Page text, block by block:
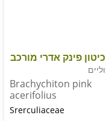
אדרי מורכב
acerifolius
Srerculiaceae